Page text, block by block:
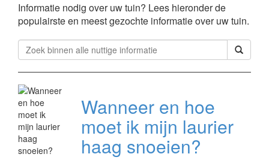
Informatie nodig over uw tuin? Lees hieronder de
populairste en meest gezochte informatie over uw tuin.
Wanneer en hoe
moet ik mijn laurier
haag snoeien?